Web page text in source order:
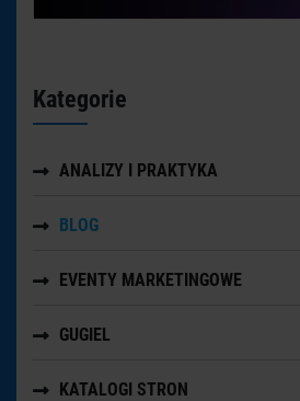
Kategorie
ANALIZY I PRAKTYKA
BLOG
EVENTY MARKETINGOWE
GUGIEL
KATALOGI STRON